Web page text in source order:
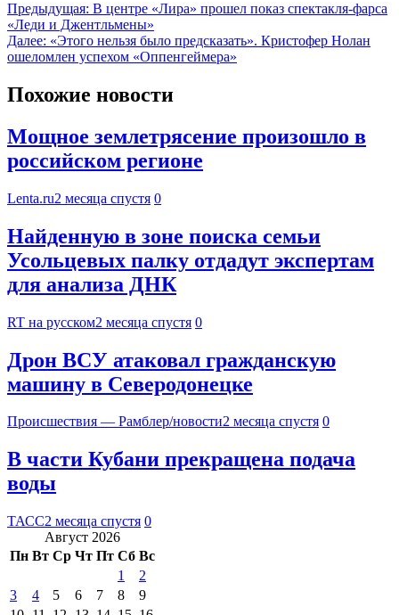
Предыдущая: В центре «Лира» прошел показ спектакля-фарса
«Леди и Джентльмены»
Далее: «Этого нельзя было предсказать». Кристофер Нолан
ошеломлен успехом «Оппенгеймера»
Похожие новости
Мощное землетрясение произошло в
российском регионе
Lenta.ru2 месяца спустя 0
Найденную в зоне поиска семьи
Усольцевых палку отдадут экспертам
для анализа ДНК
RT на русском2 месяца спустя 0
Дрон ВСУ атаковал гражданскую
машину в Северодонецке
Происшествия — Рамблер/новости2 месяца спустя 0
В части Кубани прекращена подача
воды
ТАСС2 месяца спустя 0
Август 2026
Пн Вт Ср Чт Пт Сб Вс
1
2
3
4 5 6 7 8
9